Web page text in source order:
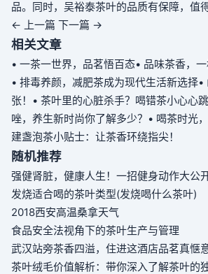
品。同时，吴裕泰茶叶的品质有保障，值
← 上一篇 下一篇 →
相关文章
• 一茶一世界，品茗悟百态• 品味茶香，
• 排毒养颜，减肥茶成为现代生活新选择•
张！
• 茶叶里的心脏杀手？喝错茶小心心跳
唑，养生新时尚你了解多少？ • 喝茶时光
建盏泡茶小贴士：让茶香环绕指尖！
随机推荐
强健肾脏，健康人生！一招健身动作大公
发烧适合喝的茶叶类型(发烧喝什么茶叶)
2018西安高温桑拿天气
食品安全法视角下的茶叶生产与管理
武汉站旁茶香四溢，住进这酒店品茗真惬
茶叶绒毛价值解析：带你深入了解茶叶的